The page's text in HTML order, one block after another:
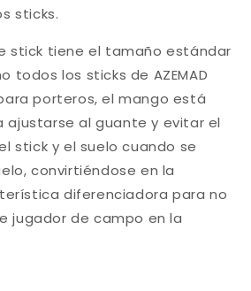
sticks.
stick tiene el tamaño estándar
todos los sticks de AZEMAD
porteros, el mango está
al guante y evitar el
stick y el suelo cuando se
convirtiéndose en la
diferenciadora para no
jugador de campo en la